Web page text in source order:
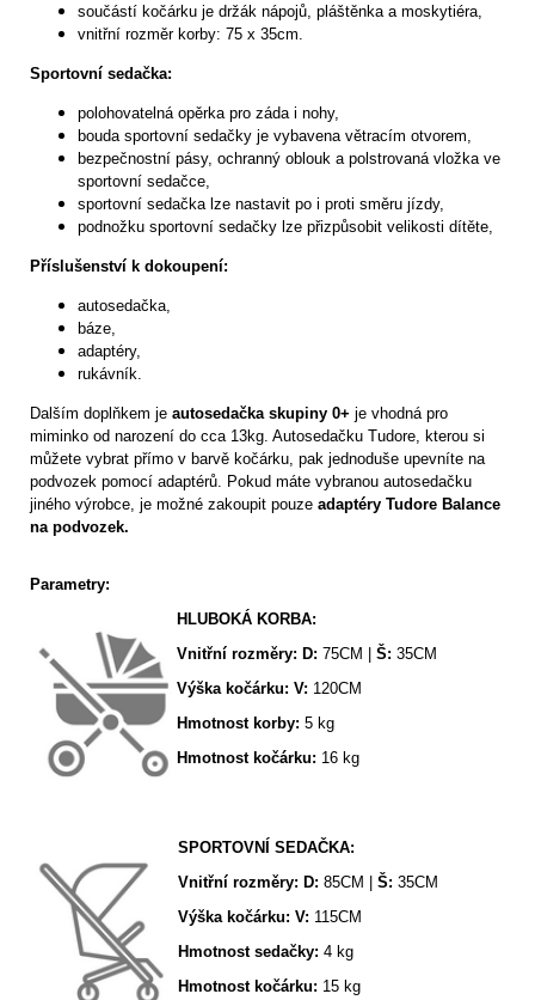
součástí kočárku je držák nápojů, pláštěnka a moskytiéra,
vnitřní rozměr korby: 75 x 35cm.
Sportovní sedačka:
polohovatelná opěrka pro záda i nohy,
bouda sportovní sedačky je vybavena větracím otvorem,
bezpečnostní pásy, ochranný oblouk a polstrovaná vložka ve
sportovní sedačce,
sportovní sedačka lze nastavit po i proti směru jízdy,
podnožku sportovní sedačky lze přizpůsobit velikosti dítěte,
Příslušenství k dokoupení:
autosedačka,
báze,
adaptéry,
rukávník.
Dalším doplňkem je autosedačka skupiny 0+ je vhodná pro
miminko od narození do cca 13kg. Autosedačku Tudore, kterou si
můžete vybrat přímo v barvě kočárku, pak jednoduše upevníte na
podvozek pomocí adaptérů. Pokud máte vybranou autosedačku
jiného výrobce, je možné zakoupit pouze adaptéry Tudore Balance
na podvozek.
Parametry:
HLUBOKÁ KORBA:
Vnitřní rozměry: D: 75CM | Š: 35CM
Výška kočárku: V: 120CM
Hmotnost korby: 5 kg
Hmotnost kočárku: 16 kg
SPORTOVNÍ SEDAČKA:
Vnitřní rozměry: D: 85CM | Š: 35CM
Výška kočárku: V: 115CM
Hmotnost sedačky: 4 kg
Hmotnost kočárku: 15 kg